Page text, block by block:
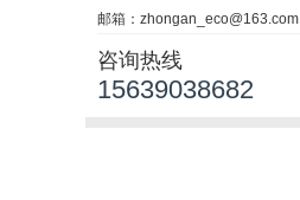
邮箱：zhongan_eco@163.com
咨询热线
15639038682